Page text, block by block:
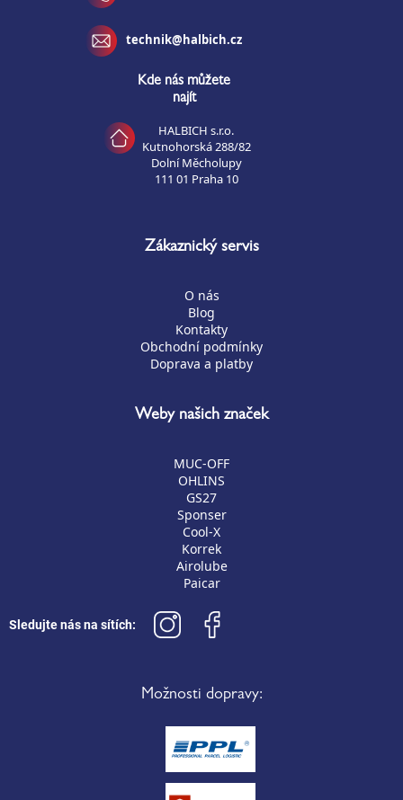
technik@halbich.cz
Kde nás můžete
najít
HALBICH s.r.o.
Kutnohorská 288/82
Dolní Měcholupy
111 01 Praha 10
Zákaznický servis
O nás
Blog
Kontakty
Obchodní podmínky
Doprava a platby
Weby našich značek
MUC-OFF
OHLINS
GS27
Sponser
Cool-X
Korrek
Airolube
Paicar
Sledujte nás na sítích:
Možnosti dopravy: